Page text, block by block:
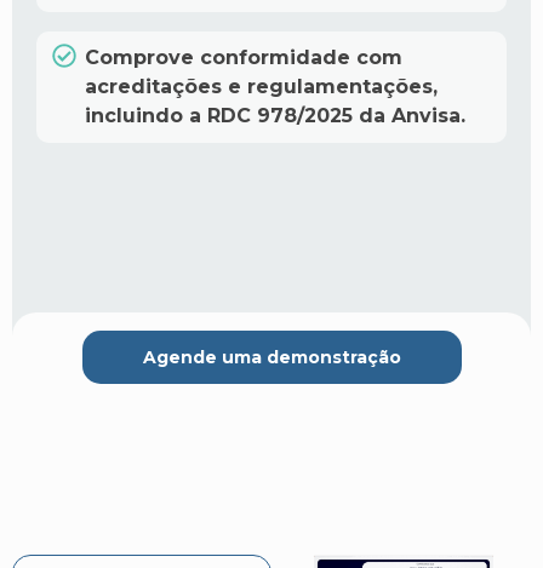
Comprove conformidade com
acreditações e regulamentações,
incluindo a RDC 978/2025 da Anvisa.
Agende uma demonstração